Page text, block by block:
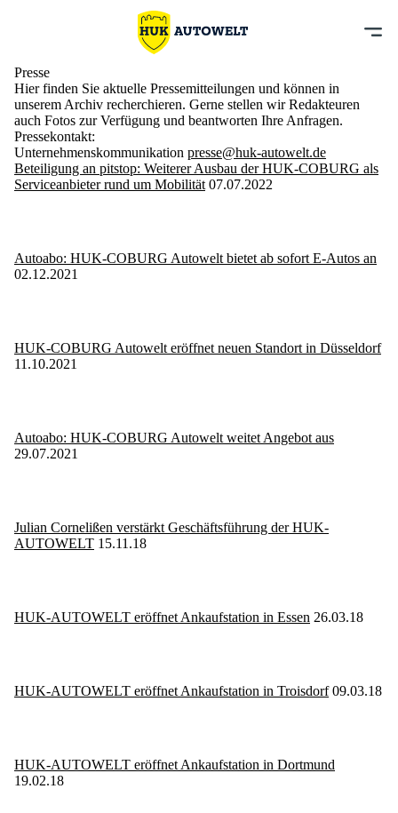
Presse
Hier finden Sie aktuelle Pressemitteilungen und können in
unserem Archiv recherchieren. Gerne stellen wir Redakteuren
auch Fotos zur Verfügung und beantworten Ihre Anfragen.
Pressekontakt:
Unternehmenskommunikation presse@huk-autowelt.de
Beteiligung an pitstop: Weiterer Ausbau der HUK-COBURG als
Serviceanbieter rund um Mobilität 07.07.2022
Autoabo: HUK-COBURG Autowelt bietet ab sofort E-Autos an
02.12.2021
HUK-COBURG Autowelt eröffnet neuen Standort in Düsseldorf
11.10.2021
Autoabo: HUK-COBURG Autowelt weitet Angebot aus
29.07.2021
Julian Cornelißen verstärkt Geschäftsführung der HUK-
AUTOWELT 15.11.18
HUK-AUTOWELT eröffnet Ankaufstation in Essen 26.03.18
HUK-AUTOWELT eröffnet Ankaufstation in Troisdorf09.03.18
HUK-AUTOWELT eröffnet Ankaufstation in Dortmund
19.02.18